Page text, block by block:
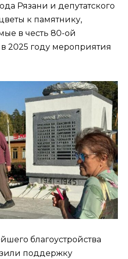
Рязани и депутатского
к памятнику,
в честь 80-ой
2025 году мероприятия
благоустройства
поддержку